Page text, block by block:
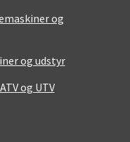
og
og udstyr
og UTV